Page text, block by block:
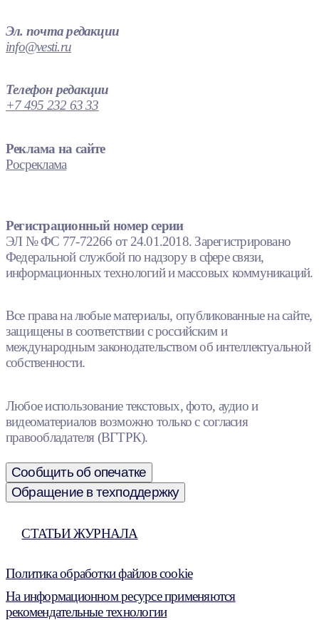
Эл. почта редакции
info@vesti.ru
Телефон редакции
+7 495 232 63 33
Реклама на сайте
Росреклама
Регистрационный номер серии
ЭЛ № ФС 77-72266 от 24.01.2018. Зарегистрировано
Федеральной службой по надзору в сфере связи,
информационных технологий и массовых коммуникаций.
Все права на любые материалы, опубликованные на сайте,
защищены в соответствии с российским и
международным законодательством об интеллектуальной
собственности.
Любое использование текстовых, фото, аудио и
видеоматериалов возможно только с согласия
правообладателя (ВГТРК).
Сообщить об опечатке
Обращение в техподдержку
СТАТЬИ ЖУРНАЛА
Политика обработки файлов cookie
На информационном ресурсе применяются
рекомендательные технологии